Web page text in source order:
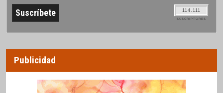
114.111
SUSCRIPTORES
Publicidad